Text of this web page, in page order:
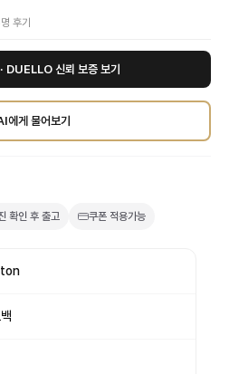
명 후기
DUELLO 신뢰 보증 보기
에게 물어보기
확인 후 출고 쿠폰 적용가능